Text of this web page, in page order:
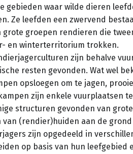
gebieden waar wilde dieren
Ze leefden een zwervend
grote groepen rendieren die
en winterterritorium trokken.
zijn behalve
resten gevonden. Wat wel
opsloegen om te jagen,
zijn enkele vuurplaatsen
structuren gevonden van
van (rendier)huiden aan de
zijn opgedeeld in
op basis van hun leefgebied